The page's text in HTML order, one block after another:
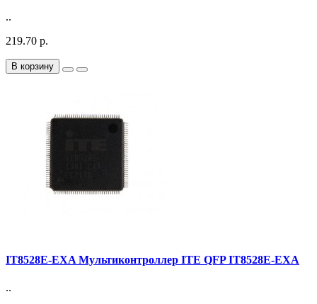
..
219.70 р.
В корзину
IT8528E-EXA Мультиконтроллер ITE QFP IT8528E-EXA
..